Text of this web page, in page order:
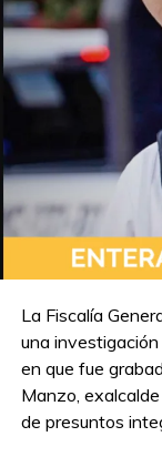
La Fiscalía
una
en que fue
Manzo,
de presuntos